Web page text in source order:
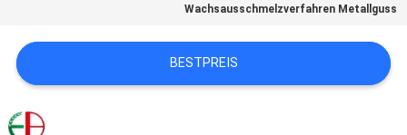
FORDERN
SIE
Wachsausschmelzverfahren Metallguss
BESTPREIS